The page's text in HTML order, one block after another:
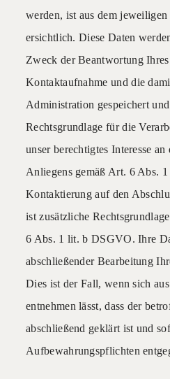
werden, ist aus dem
ersichtlich. Diese Daten
Zweck der Beantwortung
Kontaktaufnahme und die
Administration gespeichert
Rechtsgrundlage für die
unser berechtigtes Interesse
Anliegens gemäß Art. 6 Abs.
Kontaktierung auf den
ist zusätzliche
6 Abs. 1 lit. b DSGVO. Ihre
abschließender Bearbeitung
Dies ist der Fall, wenn sich
entnehmen lässt, dass der
abschließend geklärt ist und
Aufbewahrungspflichten